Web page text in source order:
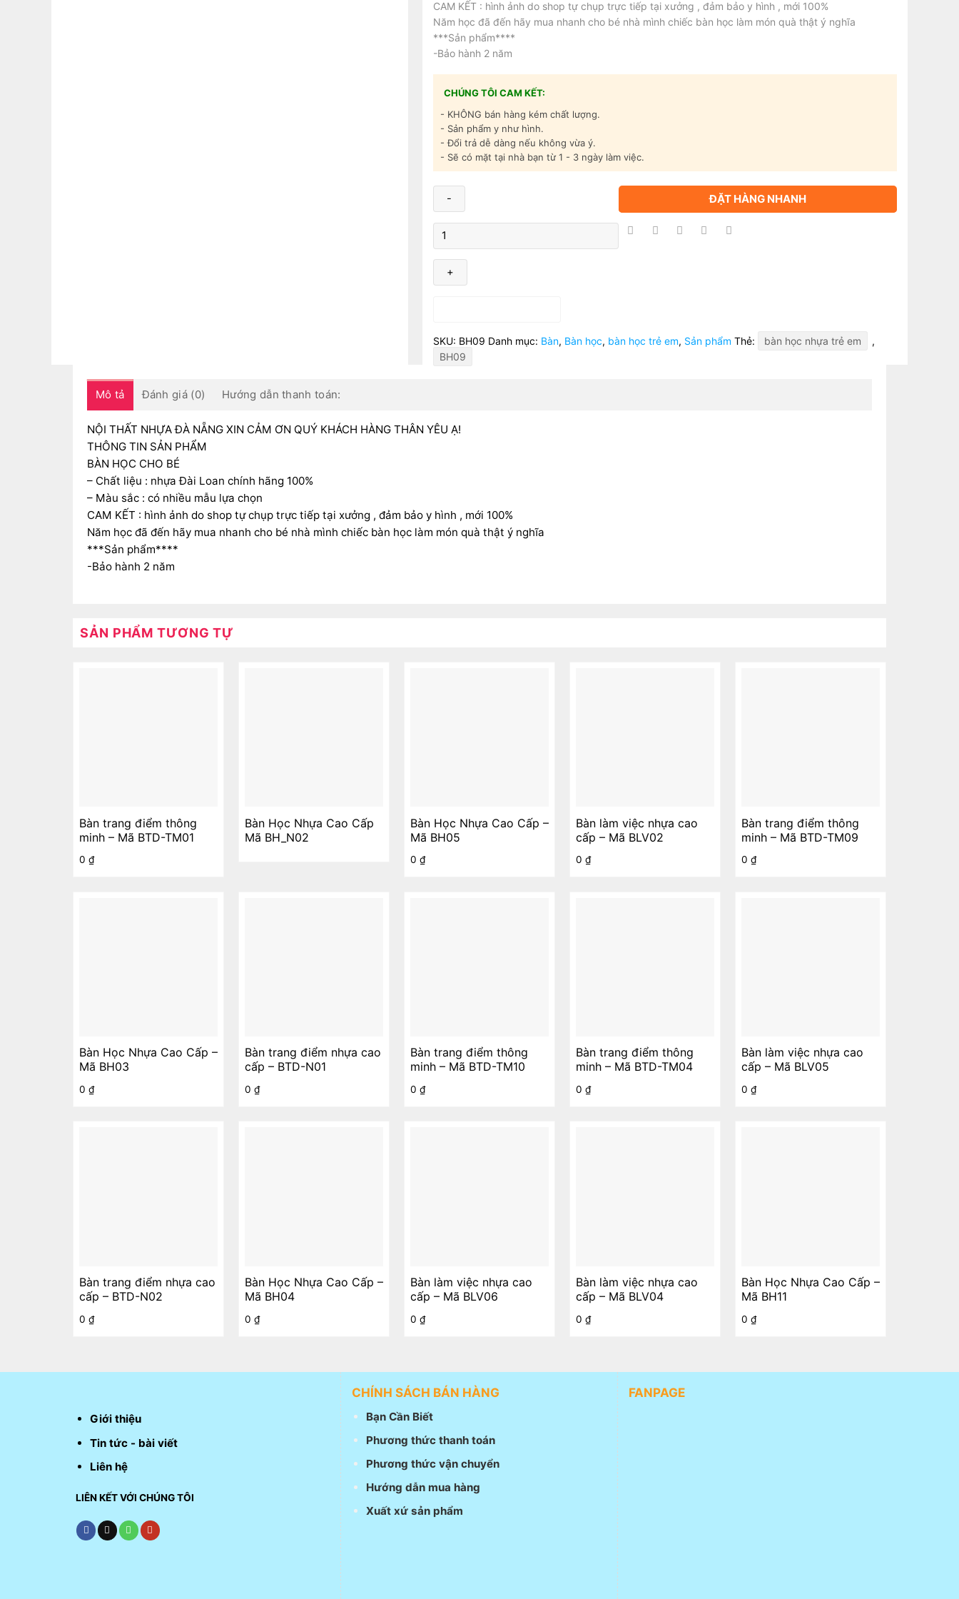
CAM KẾT : hình ảnh do shop tự chụp trực tiếp tại xưởng , đảm bảo y hình , mới 100%
Năm học đã đến hãy mua nhanh cho bé nhà mình chiếc bàn học làm món quà thật ý nghĩa
***Sản phẩm****
-Bảo hành 2 năm
CHÚNG TÔI CAM KẾT:
- KHÔNG bán hàng kém chất lượng.
- Sản phẩm y như hình.
- Đổi trả dễ dàng nếu không vừa ý.
- Sẽ có mặt tại nhà bạn từ 1 - 3 ngày làm việc.
Bàn
Nhựa
Cao
Cấp
số
lượng
ĐẶT HÀNG NHANH
SKU: BH09 Danh mục: Bàn, Bàn học, bàn học trẻ em, Sản phẩm Thẻ: bàn học nhựa trẻ em
,
BH09
Mô tả Đánh giá (0) Hướng dẫn thanh toán:
NỘI THẤT NHỰA ĐÀ NẴNG XIN CẢM ƠN QUÝ KHÁCH HÀNG THÂN YÊU Ạ!
THÔNG TIN SẢN PHẨM
BÀN HỌC CHO BÉ
– Chất liệu : nhựa Đài Loan chính hãng 100%
– Màu sắc : có nhiều mẫu lựa chọn
CAM KẾT : hình ảnh do shop tự chụp trực tiếp tại xưởng , đảm bảo y hình , mới 100%
Năm học đã đến hãy mua nhanh cho bé nhà mình chiếc bàn học làm món quà thật ý nghĩa
***Sản phẩm****
-Bảo hành 2 năm
SẢN PHẨM TƯƠNG TỰ
Bàn trang điểm thông
minh – Mã BTD-TM01
0 ₫
Bàn Học Nhựa Cao Cấp
Mã BH_N02
Bàn Học Nhựa Cao Cấp –
Mã BH05
0 ₫
Bàn làm việc nhựa cao
cấp – Mã BLV02
0 ₫
Bàn trang điểm thông
minh – Mã BTD-TM09
0 ₫
Bàn Học Nhựa Cao Cấp –
Mã BH03
0 ₫
Bàn trang điểm nhựa cao
cấp – BTD-N01
0 ₫
Bàn trang điểm thông
minh – Mã BTD-TM10
0 ₫
Bàn trang điểm thông
minh – Mã BTD-TM04
0 ₫
Bàn làm việc nhựa cao
cấp – Mã BLV05
0 ₫
Bàn trang điểm nhựa cao
cấp – BTD-N02
0 ₫
Bàn Học Nhựa Cao Cấp –
Mã BH04
0 ₫
Bàn làm việc nhựa cao
cấp – Mã BLV06
0 ₫
Bàn làm việc nhựa cao
cấp – Mã BLV04
0 ₫
Bàn Học Nhựa Cao Cấp –
Mã BH11
0 ₫
Giới thiệu
Tin tức - bài viết
Liên hệ
LIÊN KẾT VỚI CHÚNG TÔI
CHÍNH SÁCH BÁN HÀNG
Bạn Cần Biết
Phương thức thanh toán
Phương thức vận chuyển
Hướng dẫn mua hàng
Xuất xứ sản phẩm
FANPAGE